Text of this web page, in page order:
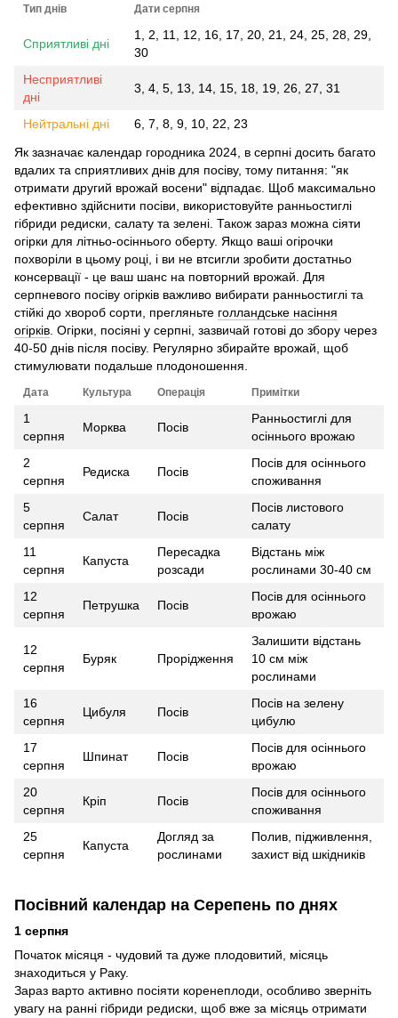
Тип днів Дати серпня
Сприятливі дні
1, 2, 11, 12, 16, 17, 20, 21, 24, 25, 28, 29,
30
Несприятливі
дні
3, 4, 5, 13, 14, 15, 18, 19, 26, 27, 31
Нейтральні дні
6, 7, 8, 9, 10, 22, 23
Як зазначає календар городника 2024, в серпні досить багато
вдалих та сприятливих днів для посіву, тому питання: "як
отримати другий врожай восени" відпадає. Щоб максимально
ефективно здійснити посіви, використовуйте ранньостиглі
гібриди редиски, салату та зелені. Також зараз можна сіяти
огірки для літньо-осіннього оберту. Якщо ваші огірочки
похворіли в цьому році, і ви не втсигли зробити достатньо
консервації - це ваш шанс на повторний врожай. Для
серпневого посіву огірків важливо вибирати ранньостиглі та
стійкі до хвороб сорти, прегляньте голландське насіння
огірків . Огірки, посіяні у серпні, зазвичай готові до збору через
40-50 днів після посіву. Регулярно збирайте врожай, щоб
стимулювати подальше плодоношення.
Дата Культура Операція Примітки
1
серпня
Морква Посів
Ранньостиглі для
осіннього врожаю
2
серпня
Редиска Посів
Посів для осіннього
споживання
5
серпня
Салат Посів
Посів листового
салату
11
серпня
Капуста
Пересадка
розсади
Відстань між
рослинами 30-40 см
12
серпня
Петрушка Посів
Посів для осіннього
врожаю
12
серпня
Буряк Прорідження
Залишити відстань
10 см між
рослинами
16
серпня
Цибуля Посів
Посів на зелену
цибулю
17
серпня
Шпинат Посів
Посів для осіннього
врожаю
20
серпня
Кріп Посів
Посів для осіннього
споживання
25
серпня
Капуста
Догляд за
рослинами
Полив, підживлення,
захист від шкідників
Посівний календар на Серепень по днях
1 серпня
Початок місяця - чудовий та дуже плодовитий, місяць
знаходиться у Раку.
Зараз варто активно посіяти коренеплоди, особливо зверніть
увагу на ранні гібриди редиски, щоб вже за місяць отримати